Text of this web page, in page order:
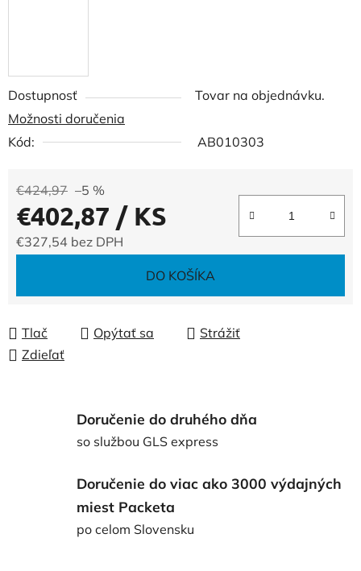
Dostupnosť
Tovar na objednávku.
Možnosti doručenia
Kód:
AB010303
€424,97 –5 %
€402,87 / KS
€327,54 bez DPH
DO KOŠÍKA
Tlač Opýtať sa
Strážiť
Zdieľať
Doručenie do druhého dňa
so službou GLS express
Doručenie do viac ako 3000 výdajných
miest Packeta
po celom Slovensku